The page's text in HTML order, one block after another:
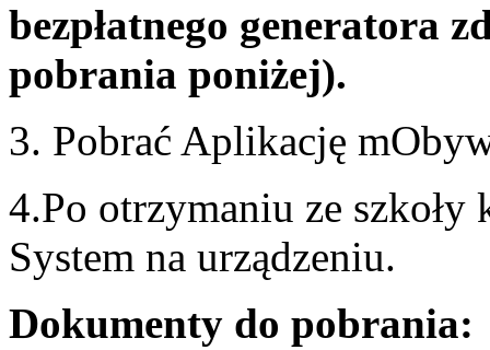
bezpłatnego generatora
pobrania poniżej).
3. Pobrać Aplikację
4.Po otrzymaniu ze
System na urządzeniu.
Dokumenty do pobrania: